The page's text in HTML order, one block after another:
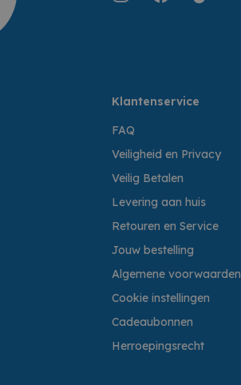
Klantenservice
FAQ
Veiligheid en Privacy
Veilig Betalen
Levering aan huis
Retouren en Service
Jouw bestelling
Algemene voorwaarden
Cookie instellingen
Cadeaubonnen
Herroepingsrecht